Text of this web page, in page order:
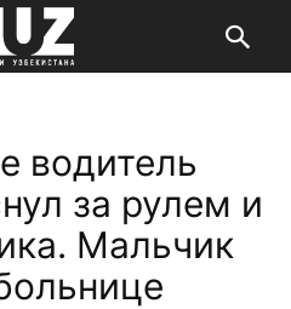
водитель
за рулем и
Мальчик